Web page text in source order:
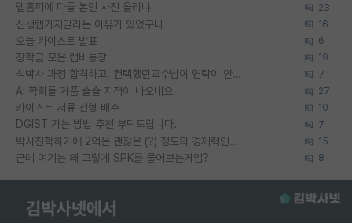
랩홈피에 다들 본인 사진 올리냐 23
신생랩가지말라는 이유가 있었구나 16
오늘 카이스트 발표 6
장학금 모은 랩비통장 19
석박사 과정 합격하고, 컨택했던교수님이 연락이 안됩니다... 7
AI 학회들 거품 슬슬 지적이 나오네요 27
카이스트 서류 전형 배수 10
DGIST 가는 방법 추천 부탁드립니다. 7
박사진학하기에 2억은 괜찮은 (?) 정도의 경제력인가요 15
근데 여기는 왜 그렇게 SPK를 물어보는거임? 8